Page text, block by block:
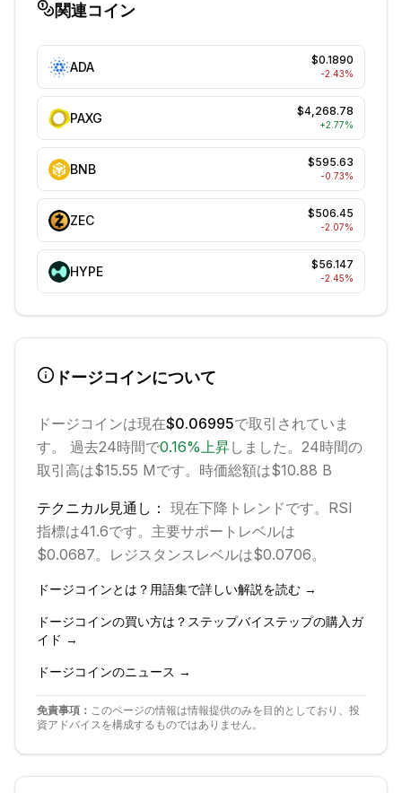
関連コイン
ADA $0.1890
-2.43%
PAXG $4,268.78
+2.77%
BNB $595.63
-0.73%
ZEC $506.45
-2.07%
HYPE $56.147
-2.45%
ドージコインについて
ドージコインは現在$0.06995で取引されていま
す。 過去24時間で0.16%上昇しました。 24時間の
取引高は$15.55 Mです。 時価総額は$10.88 B
テクニカル見通し： 現在下降 トレンドです。 RSI
指標は41.6です。 主要サポートレベルは
$0.0687。 レジスタンスレベルは$0.0706。
ドージコインとは？用語集で詳しい解説を読む →
ドージコインの買い方は？ステップバイステップの購入ガ
イド →
ドージコインのニュース →
免責事項： このページの情報は情報提供のみを目的としており、投
資アドバイスを構成するものではありません。